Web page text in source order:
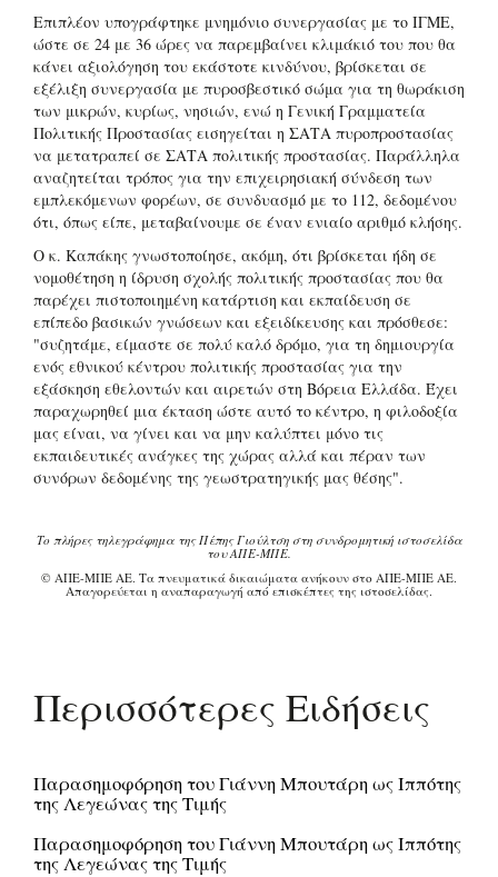
Επιπλέον υπογράφτηκε μνημόνιο συνεργασίας με το ΙΓΜΕ,
ώστε σε 24 με 36 ώρες να παρεμβαίνει κλιμάκιό του που θα
κάνει αξιολόγηση του εκάστοτε κινδύνου, βρίσκεται σε
εξέλιξη συνεργασία με πυροσβεστικό σώμα για τη θωράκιση
των μικρών, κυρίως, νησιών, ενώ η Γενική Γραμματεία
Πολιτικής Προστασίας εισηγείται η ΣΑΤΑ πυροπροστασίας
να μετατραπεί σε ΣΑΤΑ πολιτικής προστασίας. Παράλληλα
αναζητείται τρόπος για την επιχειρησιακή σύνδεση των
εμπλεκόμενων φορέων, σε συνδυασμό με το 112, δεδομένου
ότι, όπως είπε, μεταβαίνουμε σε έναν ενιαίο αριθμό κλήσης.
Ο κ. Καπάκης γνωστοποίησε, ακόμη, ότι βρίσκεται ήδη σε
νομοθέτηση η ίδρυση σχολής πολιτικής προστασίας που θα
παρέχει πιστοποιημένη κατάρτιση και εκπαίδευση σε
επίπεδο βασικών γνώσεων και εξειδίκευσης και πρόσθεσε:
"συζητάμε, είμαστε σε πολύ καλό δρόμο, για τη δημιουργία
ενός εθνικού κέντρου πολιτικής προστασίας για την
εξάσκηση εθελοντών και αιρετών στη Βόρεια Ελλάδα. Έχει
παραχωρηθεί μια έκταση ώστε αυτό το κέντρο, η φιλοδοξία
μας είναι, να γίνει και να μην καλύπτει μόνο τις
εκπαιδευτικές ανάγκες της χώρας αλλά και πέραν των
συνόρων δεδομένης της γεωστρατηγικής μας θέσης".
Το πλήρες τηλεγράφημα της Πέπης Γιούλτση στη συνδρομητική ιστοσελίδα
του ΑΠΕ-ΜΠΕ.
© ΑΠΕ-ΜΠΕ ΑΕ. Τα πνευματικά δικαιώματα ανήκουν στο ΑΠΕ-ΜΠΕ ΑΕ.
Απαγορεύεται η αναπαραγωγή από επισκέπτες της ιστοσελίδας.
Περισσότερες Ειδήσεις
Παρασημοφόρηση του Γιάννη Μπουτάρη ως Ιππότης
της Λεγεώνας της Τιμής
Παρασημοφόρηση του Γιάννη Μπουτάρη ως Ιππότης
της Λεγεώνας της Τιμής